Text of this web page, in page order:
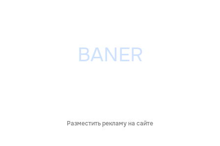
Разместить рекламу на сайте